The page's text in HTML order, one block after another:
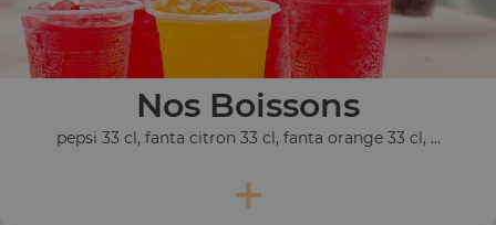
Nos Boissons
pepsi 33 cl, fanta citron 33 cl, fanta orange 33 cl, ...
+